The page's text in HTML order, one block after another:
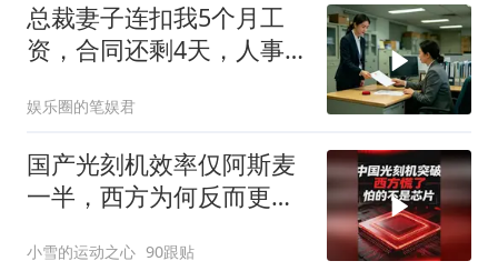
总裁妻子连扣我5个月工
资，合同还剩4天，人事
娱乐圈的笔娱君
国产光刻机效率仅阿斯麦
一半，西方为何反而更
小雪的运动之心 90跟贴